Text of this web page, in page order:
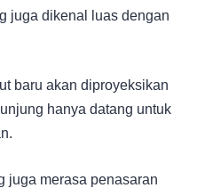
juga dikenal luas dengan
baru akan diproyeksikan
hanya datang untuk
juga merasa penasaran